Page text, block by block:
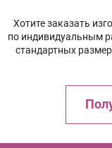
Хотите заказать
по индивидуальным
стандартных